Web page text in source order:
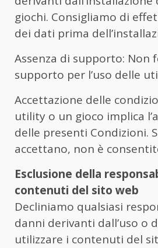
giochi. Consigliamo di
dei dati prima
Assenza di supporto: Non
supporto per l’uso delle
Accettazione delle
utility o un gioco implica
delle presenti Condizioni.
accettano, non è
Esclusione della
contenuti del sito web
Decliniamo qualsiasi
danni derivanti dall’uso o
utilizzare i contenuti del